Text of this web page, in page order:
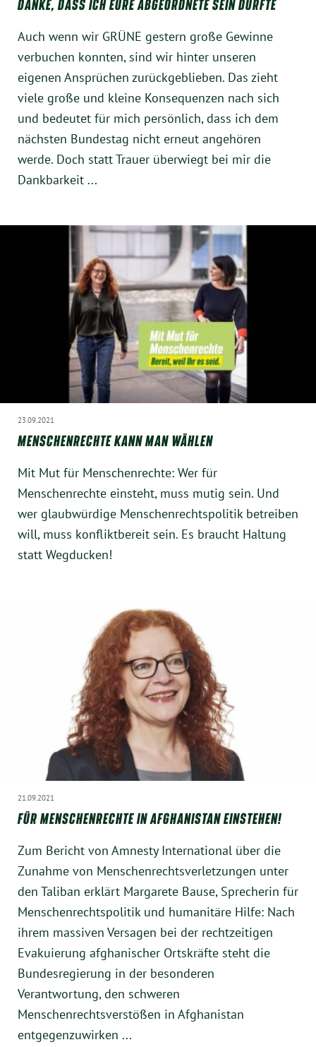
DANKE, DASS ICH EURE ABGEORDNETE SEIN DURFTE
Auch wenn wir GRÜNE gestern große Gewinne
verbuchen konnten, sind wir hinter unseren
eigenen Ansprüchen zurückgeblieben. Das zieht
viele große und kleine Konsequenzen nach sich
und bedeutet für mich persönlich, dass ich dem
nächsten Bundestag nicht erneut angehören
werde. Doch statt Trauer überwiegt bei mir die
Dankbarkeit ...
23.09.2021
MENSCHENRECHTE KANN MAN WÄHLEN
Mit Mut für Menschenrechte: Wer für
Menschenrechte einsteht, muss mutig sein. Und
wer glaubwürdige Menschenrechtspolitik betreiben
will, muss konfliktbereit sein. Es braucht Haltung
statt Wegducken!
21.09.2021
FÜR MENSCHENRECHTE IN AFGHANISTAN EINSTEHEN!
Zum Bericht von Amnesty International über die
Zunahme von Menschenrechtsverletzungen unter
den Taliban erklärt Margarete Bause, Sprecherin für
Menschenrechtspolitik und humanitäre Hilfe: Nach
ihrem massiven Versagen bei der rechtzeitigen
Evakuierung afghanischer Ortskräfte steht die
Bundesregierung in der besonderen
Verantwortung, den schweren
Menschenrechtsverstößen in Afghanistan
entgegenzuwirken ...